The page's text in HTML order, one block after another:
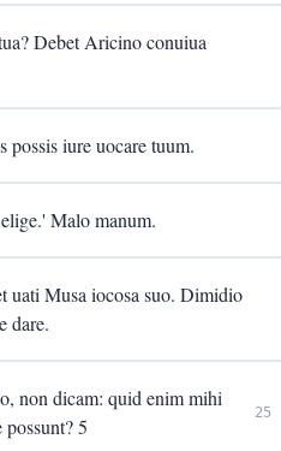
Debet Aricino conuiua
possis iure uocare tuum.
Malo manum.
uati Musa iocosa suo. Dimidio
dare.
non dicam: quid enim mihi
possunt? 5
25